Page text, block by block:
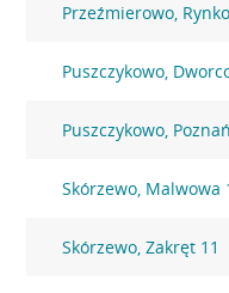
Przeźmierowo,
Puszczykowo,
Puszczykowo,
Skórzewo, Malwowa
Skórzewo, Zakręt 11